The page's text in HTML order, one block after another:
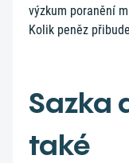
výzkum poranění
Kolik peněz
Sazka
také